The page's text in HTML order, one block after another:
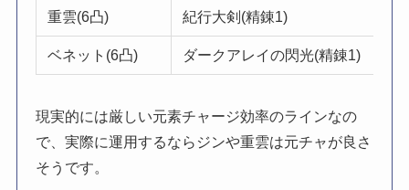
重雲(6凸) 紀行大剣(精錬1)
ベネット(6凸) ダークアレイの閃光(精錬1)
現実的には厳しい元素チャージ効率のラインなの
で、実際に運用するならジンや重雲は元チャが良さ
そうです。